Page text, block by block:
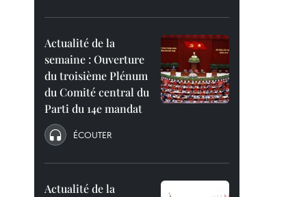
Actualité de la
semaine : Ouverture
du troisième Plénum
du Comité central du
Parti du 14e mandat
ÉCOUTER
Actualité de la